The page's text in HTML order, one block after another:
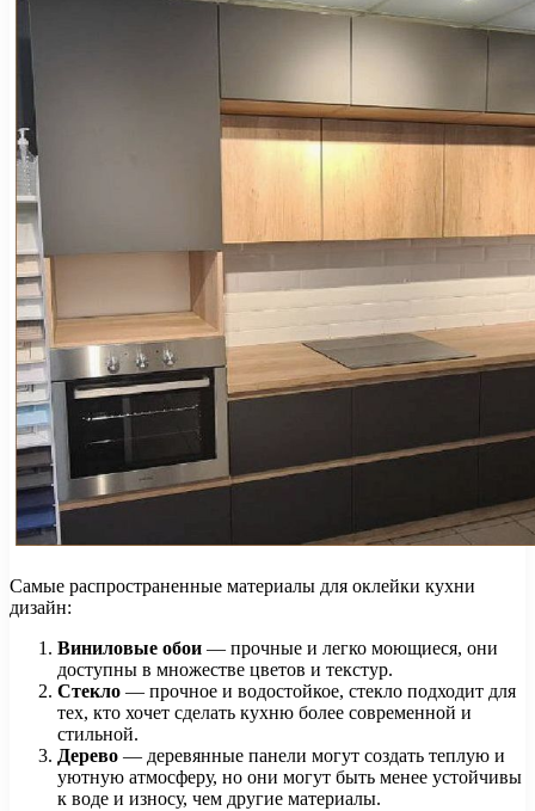
Самые распространенные материалы для оклейки кухни
дизайн:
Виниловые обои — прочные и легко моющиеся, они
доступны в множестве цветов и текстур.
Стекло — прочное и водостойкое, стекло подходит для
тех, кто хочет сделать кухню более современной и
стильной.
Дерево — деревянные панели могут создать теплую и
уютную атмосферу, но они могут быть менее устойчивы
к воде и износу, чем другие материалы.